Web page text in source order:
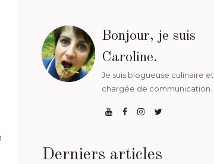
Bonjour, je suis
Caroline.
Je suis blogueuse culinaire et
chargée de communication.
Derniers articles